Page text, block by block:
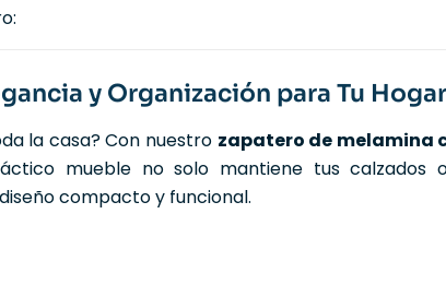
y Organización para Tu Hogar
la casa? Con nuestro zapatero de melamina
mueble no solo mantiene tus calzados
compacto y funcional.